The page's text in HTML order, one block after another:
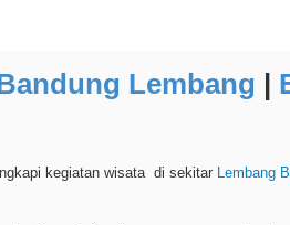
Lembang |
kegiatan wisata di sekitar Lembang